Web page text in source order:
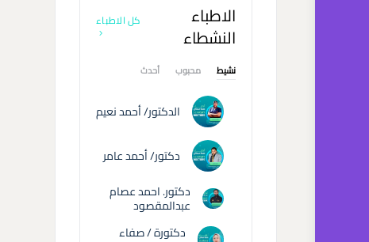
الاطباء
النشطاء
كل الاطباء
نشيط محبوب أحدث
الدكتور/ أحمد نعيم
دكتور/ أحمد عامر
دكتور. احمد عصام
عبدالمقصود
دكتورة / صفاء